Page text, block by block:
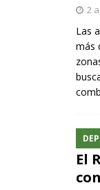
2
Las
más
El